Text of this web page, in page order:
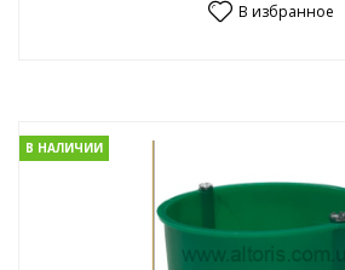
В избранное
В НАЛИЧИИ